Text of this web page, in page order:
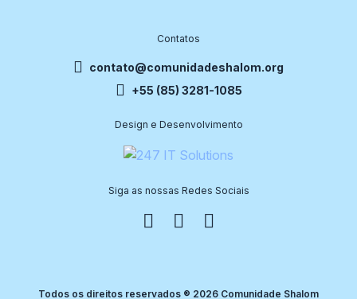
Contatos
contato@comunidadeshalom.org
+55 (85) 3281-1085
Design e Desenvolvimento
Siga as nossas Redes Sociais
Todos os direitos reservados ® 2026 Comunidade Shalom